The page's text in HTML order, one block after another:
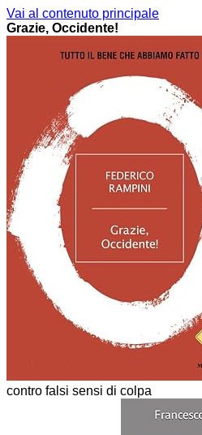
Vai al contenuto principale
Grazie, Occidente!
contro falsi sensi di colpa